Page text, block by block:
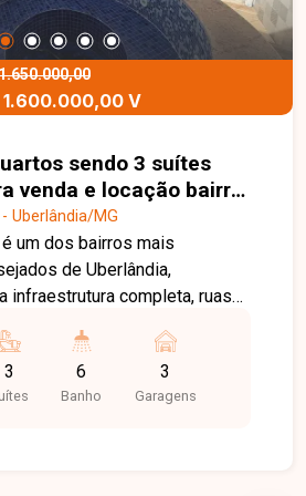
Uma excelente
morar em um apartamento
em uma das regiões
Uberlândia. Entre em contato
1.600.000,00 V
sendo 3 suítes
venda e locação bairro
em Uberlândia-MG
Uberlândia/MG
um dos bairros mais
de Uberlândia,
infraestrutura completa, ruas
às principais avenidas da
próxima a supermercados,
farmácias, academias e
3 6
Banho
3
Garagens